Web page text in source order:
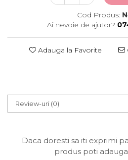
Cod Produs:
Ai nevoie de ajutor?
Adauga la Favorite
Review-uri (0)
Daca doresti sa iti exprimi
produs poti